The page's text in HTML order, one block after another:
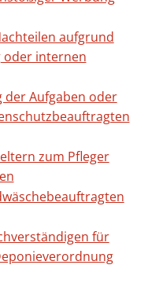
aufgrund
oder internen
der Aufgaben oder
zum Pfleger
für